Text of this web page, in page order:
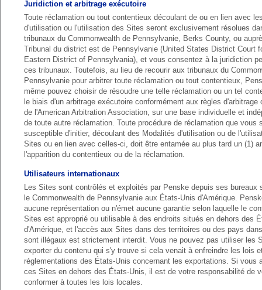
Juridiction et arbitrage exécutoire
Toute réclamation ou tout contentieux découlant de ou en lien avec
d'utilisation ou l'utilisation des Sites seront exclusivement résolues
tribunaux du Commonwealth de Pennsylvanie, Berks County, ou
Tribunal du district est de Pennsylvanie (United States District Court
Eastern District of Pennsylvania), et vous consentez à la juridiction
ces tribunaux. Toutefois, au lieu de recourir aux tribunaux du
Pennsylvanie pour arbitrer toute réclamation ou tout contentieux,
même pouvez choisir de résoudre une telle réclamation ou un tel
le biais d'un arbitrage exécutoire conformément aux règles d'arbitrage
de l'American Arbitration Association, sur une base individuelle et
de toute autre réclamation. Toute procédure de réclamation que vous
susceptible d'initier, découlant des Modalités d'utilisation ou de
Sites ou en lien avec celles-ci, doit être entamée au plus tard un (1)
l'apparition du contentieux ou de la réclamation.
Utilisateurs internationaux
Les Sites sont contrôlés et exploités par Penske depuis ses bureaux
le Commonwealth de Pennsylvanie aux États-Unis d'Amérique.
aucune représentation ou n'émet aucune garantie selon laquelle le
Sites est approprié ou utilisable à des endroits situés en dehors des
d'Amérique, et l'accès aux Sites dans des territoires ou des pays
sont illégaux est strictement interdit. Vous ne pouvez pas utiliser les
exporter du contenu qui s'y trouve si cela venait à enfreindre les lois
réglementations des États-Unis concernant les exportations. Si vous
ces Sites en dehors des États-Unis, il est de votre responsabilité de
conformer à toutes les lois locales.